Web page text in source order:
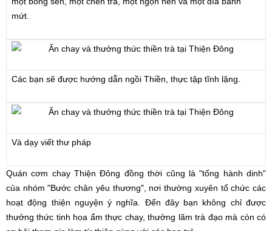
mứt.
Các bạn sẽ được hướng dẫn ngồi Thiền, thực tập tĩnh lặng.
Và dạy viết thư pháp
Quán cơm chay Thiện Đông đồng thời cũng là "tổng hành dinh"
của nhóm "Bước chân yêu thương", nơi thường xuyên tổ chức các
hoạt động thiện nguyện ý nghĩa. Đến đây bạn không chỉ được
thưởng thức tinh hoa ẩm thực chay, thưởng lãm trà đạo mà còn có